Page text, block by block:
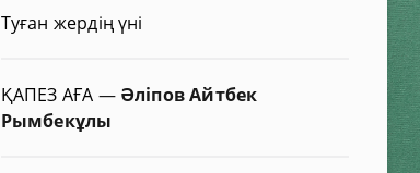
Туған жердің үні
ҚАПЕЗ АҒА — Әліпов Айтбек
Рымбекұлы